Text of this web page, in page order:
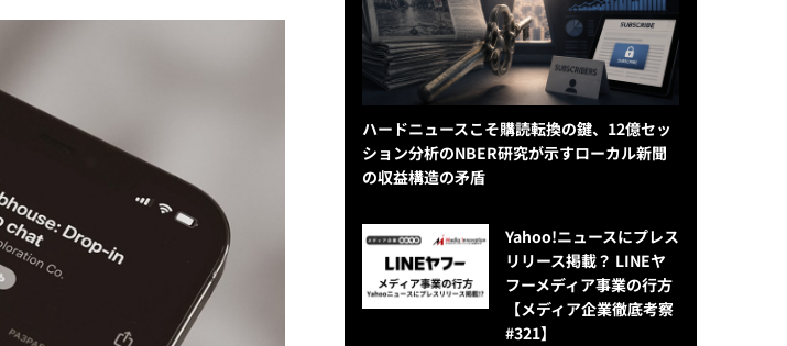
ハードニュースこそ購読転換の鍵、12億セッ
ション分析のNBER研究が示すローカル新聞
の収益構造の矛盾
Yahoo!ニュースにプレス
リリース掲載？ LINEヤ
フーメディア事業の行方
【メディア企業徹底考察
#321】